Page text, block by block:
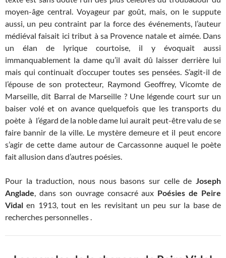
moyen-âge central. Voyageur par goût, mais, on le suppute
aussi, un peu contraint par la force des événements, l’auteur
médiéval faisait ici tribut à sa Provence natale et aimée. Dans
un élan de lyrique courtoise, il y évoquait aussi
immanquablement la dame qu’il avait dû laisser derrière lui
mais qui continuait d’occuper toutes ses pensées. S’agit-il de
l’épouse de son protecteur, Raymond Geoffrey, Vicomte de
Marseille, dit Barral de Marseille ? Une légende court sur un
baiser volé et on avance quelquefois que les transports du
poète à l’égard de la noble dame lui aurait peut-être valu de se
faire bannir de la ville. Le mystère demeure et il peut encore
s’agir de cette dame autour de Carcassonne auquel le poète
fait allusion dans d’autres poésies.
Pour la traduction, nous nous basons sur celle de Joseph
Anglade, dans son ouvrage consacré aux Poésies de Peire
Vidal en 1913, tout en les revisitant un peu sur la base de
recherches personnelles .